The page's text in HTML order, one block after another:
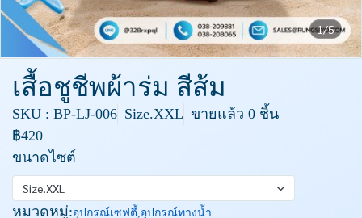
1/5
เสื้อชูชีพผ้าร่ม สีส้ม
SKU : BP-LJ-006 Size.XXL ขายแล้ว 0 ชิ้น
฿420
ขนาดไซต์
Size.XXL
หมวดหมู่:อุปกรณ์เซฟตี้,อุปกรณ์ทางน้ำ